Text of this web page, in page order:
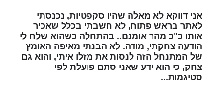
אני דווקא לא מאלה שהיו סקפטיות, נכנסתי
לאתר בראש פתוח, לא חשבתי בכלל שאכיר
אותו כ"כ מהר אומנם.. בהתחלה כשהוא שלח לי
הודעה צחקתי, מודה. לא הבנתי מאיפה האומץ
של המתנחל הזה לנסות את מזלו איתי, והוא גם
צחק, כי הוא ידע שאני סתם פועלת לפי
סטיגמות...